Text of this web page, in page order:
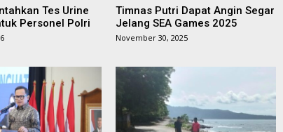
Tes Urine
Personel Polri
Timnas Putri Dapat Angin Segar
Jelang SEA Games 2025
November 30, 2025